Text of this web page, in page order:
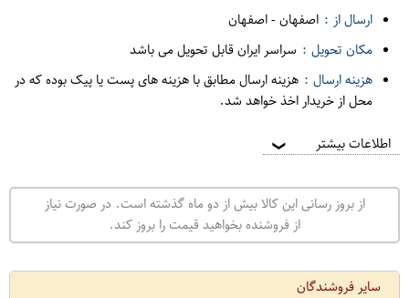
ف
ر
و
ت
ه
ر
ا
ارسال از : اصفهان-اصفهان
مکان تحویل : سراسر ایران قابل تحویل می باشد
هزینه ارسال : هزینه ارسال مطابق با هزینه های پست یا پیک بوده که در
محل از خریدار اخذ خواهد شد.
اطلاعات بیشتر ❯
از بروز رسانی این کالا بیش از دو ماه گذشته است. در صورت نیاز
از فروشنده بخواهید قیمت را بروز کند.
سایر فروشندگان